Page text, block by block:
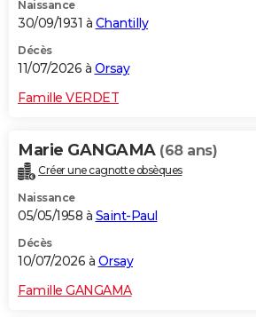
Naissance
30/09/1931 à Chantilly
Décès
11/07/2026 à Orsay
Famille VERDET
Marie GANGAMA (68 ans)
Créer une cagnotte obsèques
Naissance
05/05/1958 à Saint-Paul
Décès
10/07/2026 à Orsay
Famille GANGAMA